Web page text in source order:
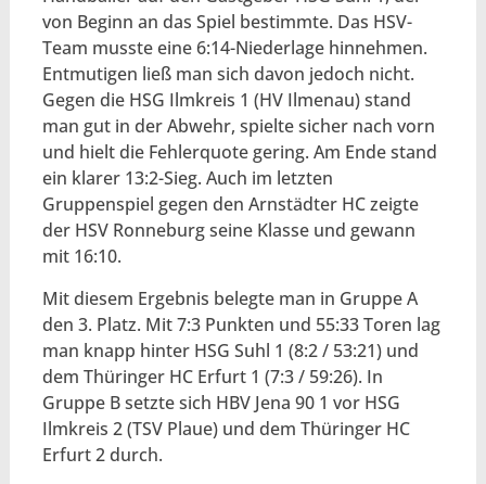
von Beginn an das Spiel bestimmte. Das HSV-
Team musste eine 6:14-Niederlage hinnehmen.
Entmutigen ließ man sich davon jedoch nicht.
Gegen die HSG Ilmkreis 1 (HV Ilmenau) stand
man gut in der Abwehr, spielte sicher nach vorn
und hielt die Fehlerquote gering. Am Ende stand
ein klarer 13:2-Sieg. Auch im letzten
Gruppenspiel gegen den Arnstädter HC zeigte
der HSV Ronneburg seine Klasse und gewann
mit 16:10.
Mit diesem Ergebnis belegte man in Gruppe A
den 3. Platz. Mit 7:3 Punkten und 55:33 Toren lag
man knapp hinter HSG Suhl 1 (8:2 / 53:21) und
dem Thüringer HC Erfurt 1 (7:3 / 59:26). In
Gruppe B setzte sich HBV Jena 90 1 vor HSG
Ilmkreis 2 (TSV Plaue) und dem Thüringer HC
Erfurt 2 durch.